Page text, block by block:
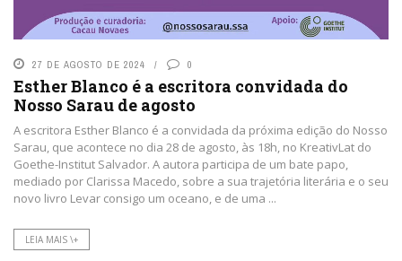
27 DE AGOSTO DE 2024 0
Esther Blanco é a escritora convidada do
Nosso Sarau de agosto
A escritora Esther Blanco é a convidada da próxima edição do Nosso
Sarau, que acontece no dia 28 de agosto, às 18h, no KreativLat do
Goethe-Institut Salvador. A autora participa de um bate papo,
mediado por Clarissa Macedo, sobre a sua trajetória literária e o seu
novo livro Levar consigo um oceano, e de uma ...
LEIA MAIS \+